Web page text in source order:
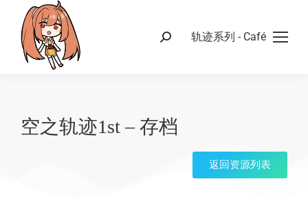
轨迹系列 - Café
空之轨迹1st – 存档
返回资源列表